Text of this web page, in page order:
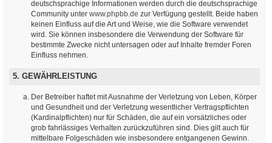
deutschsprachige Informationen werden durch die deutschsprachige
Community unter www.phpbb.de zur Verfügung gestellt. Beide haben
keinen Einfluss auf die Art und Weise, wie die Software verwendet
wird. Sie können insbesondere die Verwendung der Software für
bestimmte Zwecke nicht untersagen oder auf Inhalte fremder Foren
Einfluss nehmen.
5. GEWÄHRLEISTUNG
Der Betreiber haftet mit Ausnahme der Verletzung von Leben, Körper
und Gesundheit und der Verletzung wesentlicher Vertragspflichten
(Kardinalpflichten) nur für Schäden, die auf ein vorsätzliches oder
grob fahrlässiges Verhalten zurückzuführen sind. Dies gilt auch für
mittelbare Folgeschäden wie insbesondere entgangenen Gewinn.